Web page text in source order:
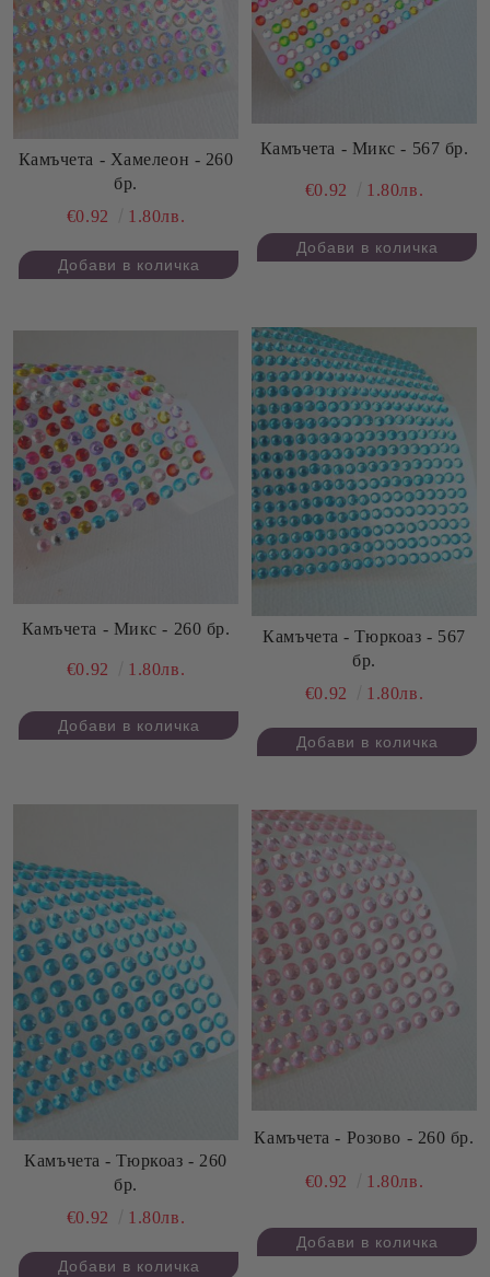
Камъчета - Хамелеон - 260
бр.
€0.92
1.80лв.
Камъчета - Микс - 567 бр.
€0.92 1.80лв.
Камъчета - Микс - 260 бр.
€0.92 1.80лв.
Камъчета - Тюркоаз - 567
бр.
€0.92
1.80лв.
Камъчета - Тюркоаз - 260
бр.
€0.92
1.80лв.
Камъчета - Розово - 260 бр.
€0.92 1.80лв.